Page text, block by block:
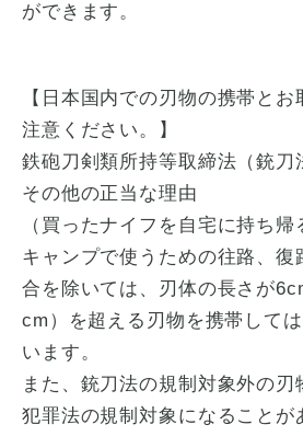
ができます。
【日本国内での刃物の携帯と
注意ください。】
鉄砲刀剣類所持等取締法（銃刀
その他の正当な理由
（買ったナイフを自宅に持ち帰
キャンプで使うための往路、復
合を除いては、刃体の長さが
cm）を超える刃物を携帯して
います。
また、銃刀法の規制対象外の刃
犯罪法の規制対象になることが